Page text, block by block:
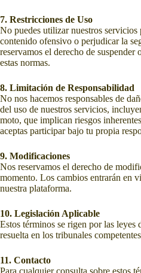
7. Restricciones de Uso
No puedes utilizar nuestros
contenido ofensivo o perjudicar la
reservamos el derecho de
estas normas.
8. Limitación de Responsabilidad
No nos hacemos responsables de
del uso de nuestros servicios,
moto, que implican riesgos
aceptas participar bajo tu propia
9. Modificaciones
Nos reservamos el derecho de
momento. Los cambios entrarán en
nuestra plataforma.
10. Legislación Aplicable
Estos términos se rigen por las leyes
resuelta en los tribunales
11. Contacto
Para cualquier consulta sobre estos